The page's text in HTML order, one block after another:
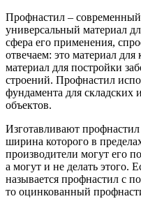
Профнастил –
универсальный материал
сфера его применения,
отвечаем: это материал
материал для постройки
строений. Профнастил
фундамента для
объектов.
Изготавливают
ширина которого в
производители могут его
а могут и не делать этого.
называется профнастил с
то оцинкованный